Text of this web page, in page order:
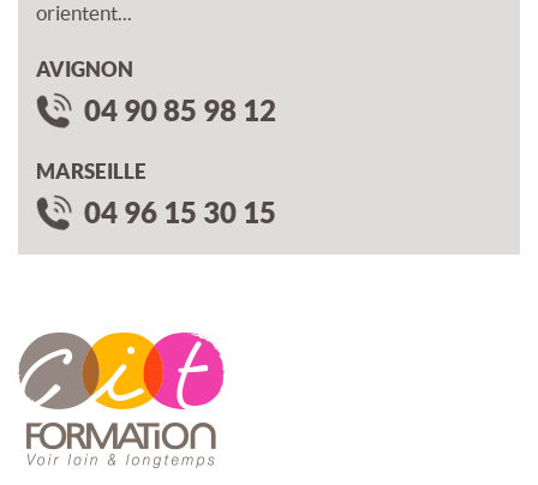
orientent...
AVIGNON
04 90 85 98 12
MARSEILLE
04 96 15 30 15